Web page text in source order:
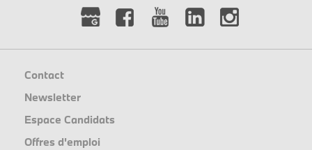
Contact
Newsletter
Espace Candidats
Offres d'emploi